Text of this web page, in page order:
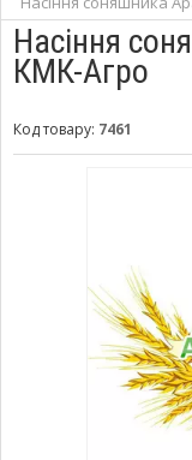
Насіння
КМК-Агро
Код товару: 7461